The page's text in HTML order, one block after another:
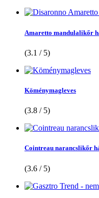
Amaretto mandulalikőr
(3.1 / 5)
Köménymagleves
(3.8 / 5)
Cointreau narancslikőr
(3.6 / 5)